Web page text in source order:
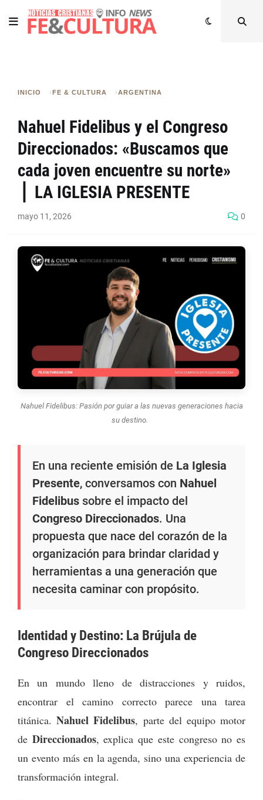
INICIO FE & CULTURA ARGENTINA
Nahuel Fidelibus y el Congreso
Direccionados: «Buscamos que
cada joven encuentre su norte»
⎪ LA IGLESIA PRESENTE
mayo 11, 2026 0
Nahuel Fidelibus: Pasión por guiar a las nuevas generaciones hacia
su destino.
En una reciente emisión de La Iglesia
Presente, conversamos con Nahuel
Fidelibus sobre el impacto del
Congreso Direccionados. Una
propuesta que nace del corazón de la
organización para brindar claridad y
herramientas a una generación que
necesita caminar con propósito.
Identidad y Destino: La Brújula de
Congreso Direccionados
En un mundo lleno de distracciones y ruidos,
encontrar el camino correcto parece una tarea
titánica.Nahuel Fidelibus, parte del equipo motor
de Direccionados, explica que este congreso no es
un evento más en la agenda, sino una experiencia de
transformación integral.